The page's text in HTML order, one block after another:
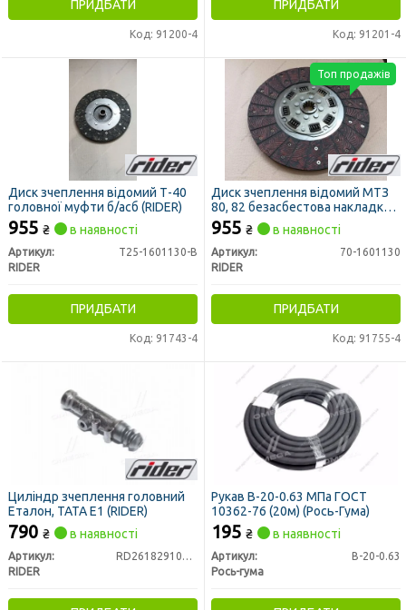
ПРИДБАТИ
Код: 91200-4
ПРИДБАТИ
Код: 91201-4
Диск зчеплення відомий Т-40
головної муфти б/асб (RIDER)
955 ₴ в наявності
Артикул:
Т25-1601130-В
RIDER
ПРИДБАТИ
Код: 91743-4
Диск зчеплення відомий МТЗ
80, 82 безасбестова накладка
(RIDER)
955 ₴ в наявності
Артикул:
70-1601130
RIDER
ПРИДБАТИ
Код: 91755-4
Топ продажів
Циліндр зчеплення головний
Еталон, ТАТА Е1 (RIDER)
790 ₴ в наявності
Артикул:
RD261829100106
RIDER
Рукав В-20-0.63 МПа ГОСТ
10362-76 (20м) (Рось-Гума)
195 ₴ в наявності
Артикул:
В-20-0.63
Рось-гума